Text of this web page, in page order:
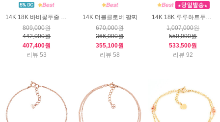
14K 18K 바비꽃두줄 팔찌
809,000원
442,000원
407,400원
리뷰 53
14K 더블클로버 팔찌
670,000원
366,000원
355,100원
리뷰 58
14K 18K 루루하트두줄 팔찌
1,007,000원
550,000원
533,500원
리뷰 92